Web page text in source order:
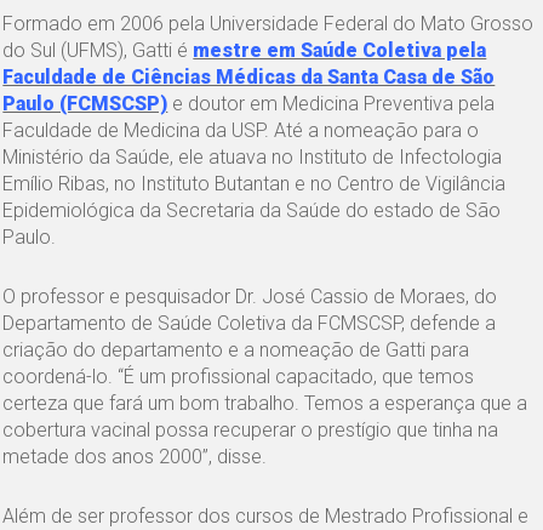
Formado em 2006 pela Universidade Federal do Mato Grosso
do Sul (UFMS), Gatti é mestre em Saúde Coletiva pela
Faculdade de Ciências Médicas da Santa Casa de São
Paulo (FCMSCSP) e doutor em Medicina Preventiva pela
Faculdade de Medicina da USP. Até a nomeação para o
Ministério da Saúde, ele atuava no Instituto de Infectologia
Emílio Ribas, no Instituto Butantan e no Centro de Vigilância
Epidemiológica da Secretaria da Saúde do estado de São
Paulo.
O professor e pesquisador Dr. José Cassio de Moraes, do
Departamento de Saúde Coletiva da FCMSCSP, defende a
criação do departamento e a nomeação de Gatti para
coordená-lo. “É um profissional capacitado, que temos
certeza que fará um bom trabalho. Temos a esperança que a
cobertura vacinal possa recuperar o prestígio que tinha na
metade dos anos 2000”, disse.
Além de ser professor dos cursos de Mestrado Profissional e